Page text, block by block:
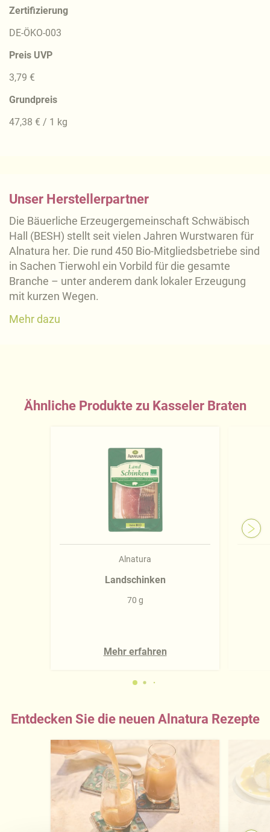
Zertifizierung
DE-ÖKO-003
Preis UVP
3,79 €
Grundpreis
47,38 € / 1 kg
Unser Herstellerpartner
Die Bäuerliche Erzeugergemeinschaft Schwäbisch
Hall (BESH) stellt seit vielen Jahren Wurstwaren für
Alnatura her. Die rund 450 Bio-Mitgliedsbetriebe sind
in Sachen Tierwohl ein Vorbild für die gesamte
Branche – unter anderem dank lokaler Erzeugung
mit kurzen Wegen.
Mehr dazu
Ähnliche Produkte zu Kasseler Braten
Alnatura
Landschinken
70 g
Mehr erfahren
Entdecken Sie die neuen Alnatura Rezepte